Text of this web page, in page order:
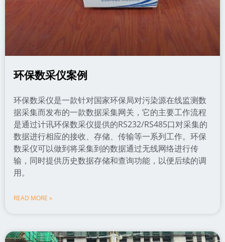
环保数采仪案例
环保数采仪是一款针对国家环保局对污染源在线监测数
据采集而发布的一款数据采集网关，它的主要工作流程
是通过计讯环保数采仪提供的RS232/RS485口对采集的
数据进行相应的接收、存储、传输等一系列工作。环保
数采仪可以做到将采集到的数据通过无线网络进行传
输，同时提供历史数据存储和查询功能，以便后续的调
用。
READ MORE »